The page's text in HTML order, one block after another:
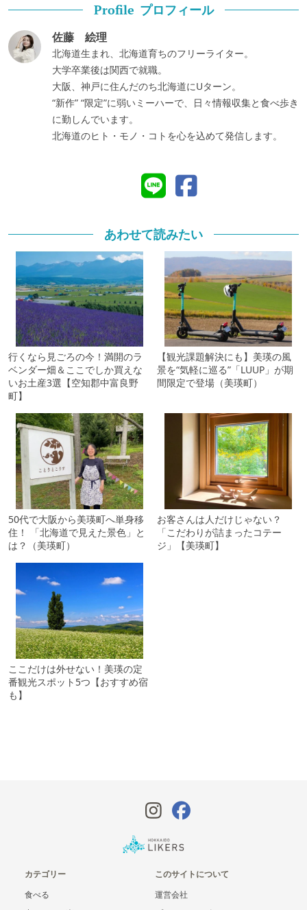
Profile プロフィール
佐藤 絵理
北海道生まれ、北海道育ちのフリーライター。
大学卒業後は関西で就職。
大阪、神戸に住んだのち北海道にUターン。
“新作” “限定”に弱いミーハーで、日々情報収集と食べ歩き
に勤しんでいます。
北海道のヒト・モノ・コトを心を込めて発信します。
あわせて読みたい
行くなら見ごろの今！満開のラ
ベンダー畑＆ここでしか買えな
いお土産3選【空知郡中富良野
町】
【観光課題解決にも】美瑛の風
景を“気軽に巡る”「LUUP」が期
間限定で登場（美瑛町）
50代で大阪から美瑛町へ単身移
住！ 「北海道で見えた景色」と
は？（美瑛町）
お客さんは人だけじゃない？
「こだわりが詰まったコテー
ジ」【美瑛町】
ここだけは外せない！美瑛の定
番観光スポット5つ【おすすめ宿
も】
カテゴリー
食べる
このサイトについて
運営会社